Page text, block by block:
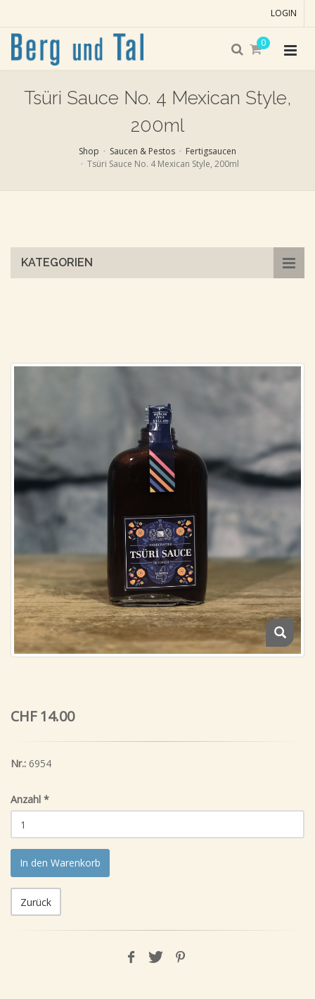
LOGIN
0
Tsüri Sauce No. 4 Mexican Style,
200ml
Shop Saucen & Pestos
Fertigsaucen
Tsüri Sauce No. 4 Mexican Style, 200ml
KATEGORIEN
CHF 14.00
Nr.: 6954
Anzahl *
In den Warenkorb
Zurück